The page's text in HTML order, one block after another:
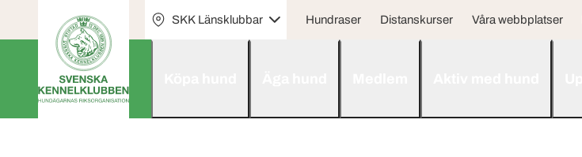
SKK Länsklubbar Hundraser Distanskurser Våra webbplatser